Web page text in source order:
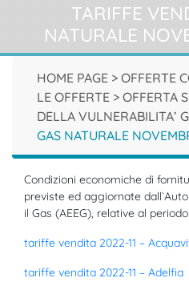
TARIFFE
NATURALE
HOME PAGE > OFFERTE
LE OFFERTE > OFFERTA
DELLA VULNERABILITA’
GAS NATURALE
Condizioni economiche di
previste ed aggiornate
il Gas (AEEG), relative al
tariffe vendita 2022-11 –
tariffe vendita 2022-11 – Adelfia